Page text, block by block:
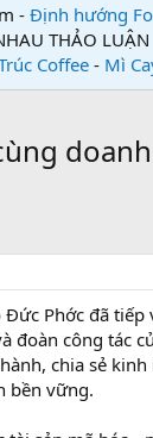
-Định hướng
THẢO LUẬN
Coffee - Mì
Phớc đã
công tác
chia sẻ
bền vững.